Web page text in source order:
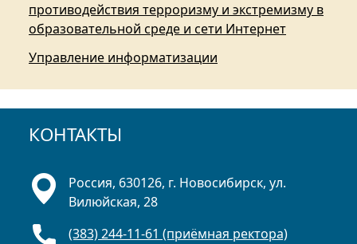
противодействия терроризму и экстремизму в
образовательной среде и сети Интернет
Управление информатизации
КОНТАКТЫ
Россия, 630126, г. Новосибирск, ул.
Вилюйская, 28
(383) 244-11-61 (приёмная ректора)